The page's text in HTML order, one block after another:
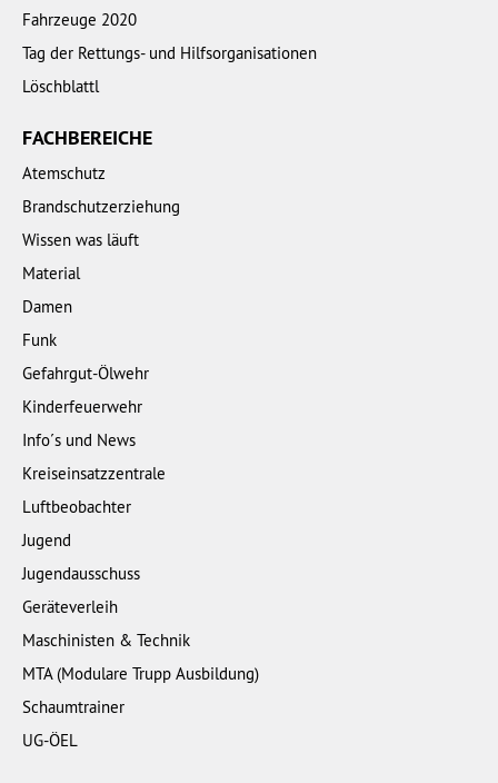
Fahrzeuge 2020
Tag der Rettungs- und Hilfsorganisationen
Löschblattl
FACHBEREICHE
Atemschutz
Brandschutzerziehung
Wissen was läuft
Material
Damen
Funk
Gefahrgut-Ölwehr
Kinderfeuerwehr
Info´s und News
Kreiseinsatzzentrale
Luftbeobachter
Jugend
Jugendausschuss
Geräteverleih
Maschinisten & Technik
MTA (Modulare Trupp Ausbildung)
Schaumtrainer
UG-ÖEL